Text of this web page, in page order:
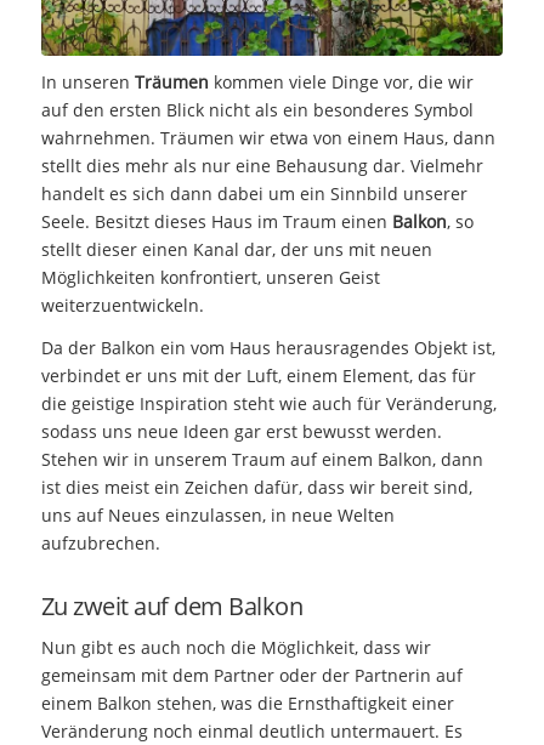
In unseren Träumen kommen viele Dinge vor, die wir
auf den ersten Blick nicht als ein besonderes Symbol
wahrnehmen. Träumen wir etwa von einem Haus, dann
stellt dies mehr als nur eine Behausung dar. Vielmehr
handelt es sich dann dabei um ein Sinnbild unserer
Seele. Besitzt dieses Haus im Traum einen Balkon, so
stellt dieser einen Kanal dar, der uns mit neuen
Möglichkeiten konfrontiert, unseren Geist
weiterzuentwickeln.
Da der Balkon ein vom Haus herausragendes Objekt ist,
verbindet er uns mit der Luft, einem Element, das für
die geistige Inspiration steht wie auch für Veränderung,
sodass uns neue Ideen gar erst bewusst werden.
Stehen wir in unserem Traum auf einem Balkon, dann
ist dies meist ein Zeichen dafür, dass wir bereit sind,
uns auf Neues einzulassen, in neue Welten
aufzubrechen.
Zu zweit auf dem Balkon
Nun gibt es auch noch die Möglichkeit, dass wir
gemeinsam mit dem Partner oder der Partnerin auf
einem Balkon stehen, was die Ernsthaftigkeit einer
Veränderung noch einmal deutlich untermauert. Es